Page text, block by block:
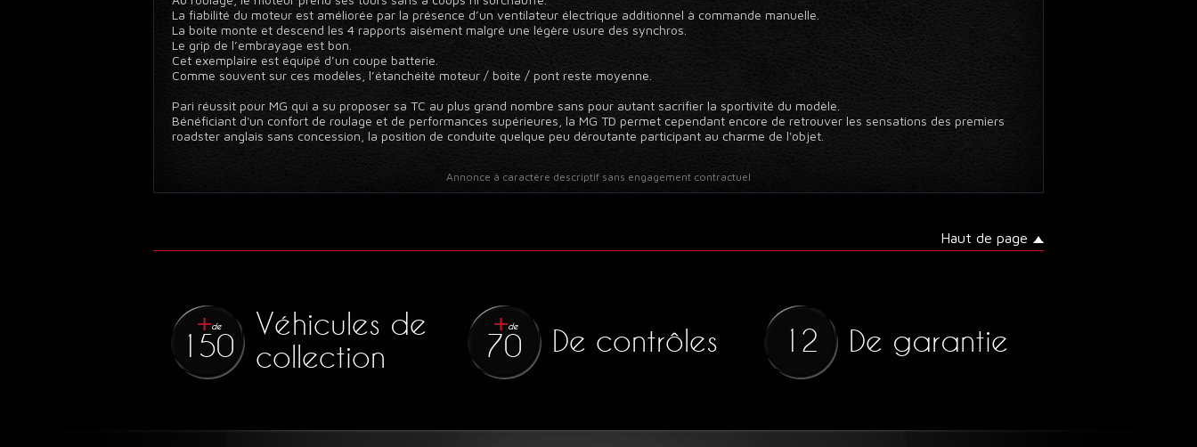
La fiabilité du moteur est améliorée par la présence d’un ventilateur électrique additionnel à commande manuelle.
La boite monte et descend les 4 rapports aisément malgré une légère usure des synchros.
Le grip de l’embrayage est bon.
Cet exemplaire est équipé d’un coupe batterie.
Comme souvent sur ces modèles, l’étanchéité moteur / boite / pont reste moyenne.
Pari réussit pour MG qui a su proposer sa TC au plus grand nombre sans pour autant sacrifier la sportivité du modèle.
Bénéficiant d'un confort de roulage et de performances supérieures, la MG TD permet cependant encore de retrouver les sensations des premiers
roadster anglais sans concession, la position de conduite quelque peu déroutante participant au charme de l'objet.
Annonce à caractère descriptif sans engagement contractuel
Haut de page
de
150
Véhicules de
collection
de
70 De contrôles 12 De garantie